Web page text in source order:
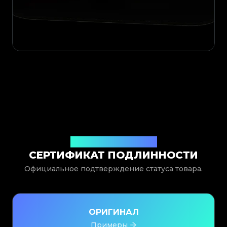
СЕРТИФИКАТ ПОДЛИННОСТИ
Официальное подтверждение статуса товара.
ОРИГИНАЛ
Примеры